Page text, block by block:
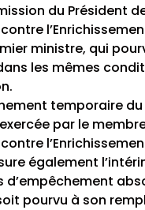
du Président
ministre, qui
les mêmes
temporaire
par le
également
d’empêchement
pourvu à son